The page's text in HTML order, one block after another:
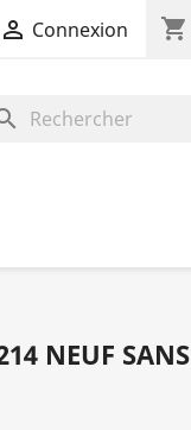
 Connexion shopping_cart
NEUF SANS